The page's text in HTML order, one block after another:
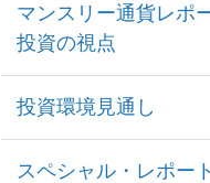
マンスリー通貨レポ
投資の視点
投資環境見通し
スペシャル・レポート